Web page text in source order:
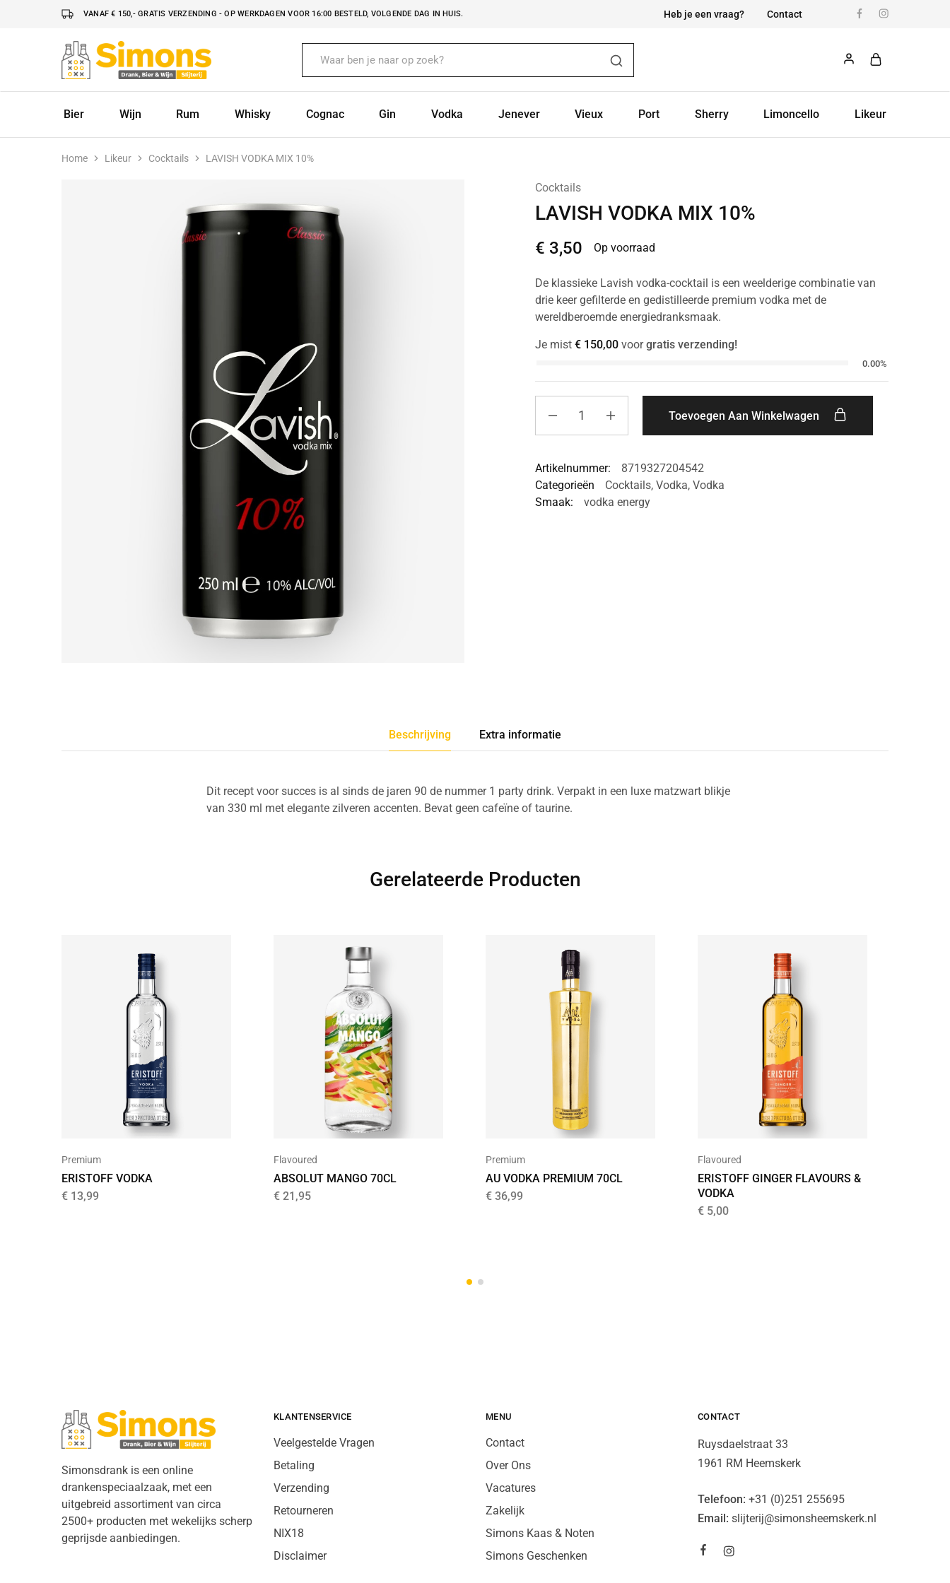
VANAF € 150,- GRATIS VERZENDING - OP WERKDAGEN VOOR 16:00 BESTELD, VOLGENDE DAG IN HUIS. Heb je een vraag? Contact
Simonsdrank.nl
Drank,
Bier
Bier
Wijn Rum Whisky Cognac Gin Vodka Jenever Vieux Port Sherry Limoncello Likeur
Home Likeur Cocktails LAVISH VODKA MIX 10%
Cocktails
LAVISH VODKA MIX 10%
€ 3,50 Op voorraad
De klassieke Lavish vodka-cocktail is een weelderige combinatie van
drie keer gefilterde en gedistilleerde premium vodka met de
wereldberoemde energiedranksmaak.
Je mist €150,00voorgratis verzending!
0.00%
Toevoegen Aan Winkelwagen
Artikelnummer:
8719327204542
Categorieën
Cocktails, Vodka, Vodka
Smaak:
vodka energy
Beschrijving Extra informatie
Dit recept voor succes is al sinds de jaren 90 de nummer 1 party drink. Verpakt in een luxe matzwart blikje
van 330 ml met elegante zilveren accenten. Bevat geen cafeïne of taurine.
Gerelateerde Producten
Premium
ERISTOFF VODKA
€ 13,99
Flavoured
ABSOLUT MANGO 70CL
€ 21,95
Premium
AU VODKA PREMIUM 70CL
€ 36,99
Flavoured
ERISTOFF GINGER FLAVOURS &
VODKA
€ 5,00
Simonsdrank is een online
drankenspeciaalzaak, met een
uitgebreid assortiment van circa
2500+ producten met wekelijks scherp
geprijsde aanbiedingen.
KLANTENSERVICE
Veelgestelde Vragen
Betaling
Verzending
Retourneren
NIX18
Disclaimer
MENU
Contact
Over Ons
Vacatures
Zakelijk
Simons Kaas & Noten
Simons Geschenken
CONTACT
Ruysdaelstraat 33
1961 RM Heemskerk
Telefoon: +31 (0)251 255695
Email: slijterij@simonsheemskerk.nl